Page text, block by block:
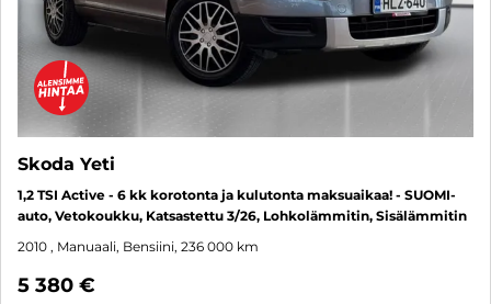
Skoda Yeti
1,2 TSI Active - 6 kk korotonta ja kulutonta maksuaikaa! - SUOMI-
auto, Vetokoukku, Katsastettu 3/26, Lohkolämmitin, Sisälämmitin
2010 , Manuaali, Bensiini, 236 000 km
5 380 €